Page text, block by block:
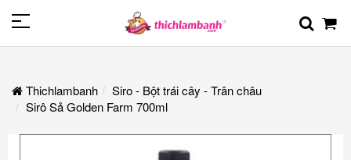
Thichlambanh
Siro - Bột trái cây - Trân châu
Sirô Sả Golden Farm 700ml